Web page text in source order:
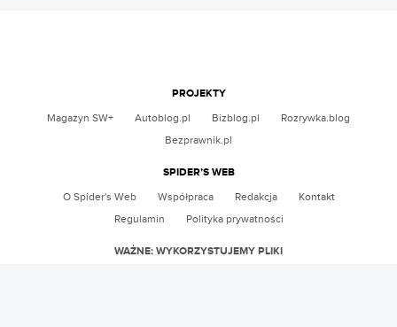
WAŻNE: WYKORZYSTUJEMY PLIKI
PROJEKTY
Magazyn SW+ Autoblog.pl Bizblog.pl
Rozrywka.blog
Bezprawnik.pl
SPIDER’S WEB
O Spider's Web Współpraca Redakcja
Kontakt
Regulamin
Polityka prywatności